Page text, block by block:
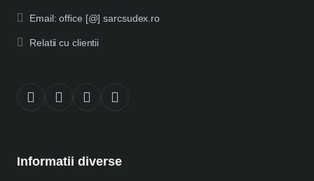
Email: office [@] sarcsudex.ro
Relatii cu clientii
Informatii diverse